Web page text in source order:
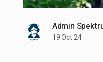
Admin
19 Oct 24